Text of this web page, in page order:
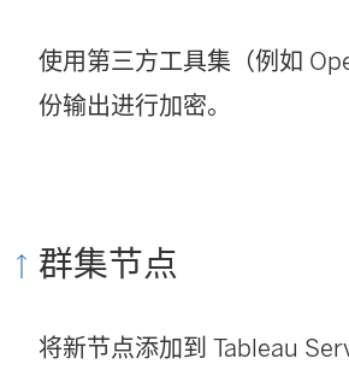
使用第三方工具集（例如
份输出进行加密。
群集节点
将新节点添加到 Tableau